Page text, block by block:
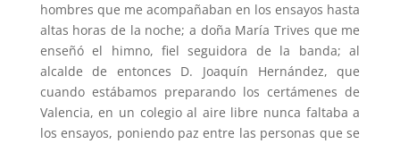
hombres que me acompañaban en los ensayos hasta
altas horas de la noche; a doña María Trives que me
enseñó el himno, fiel seguidora de la banda; al
alcalde de entonces D. Joaquín Hernández, que
cuando estábamos preparando los certámenes de
Valencia, en un colegio al aire libre nunca faltaba a
los ensayos, poniendo paz entre las personas que se